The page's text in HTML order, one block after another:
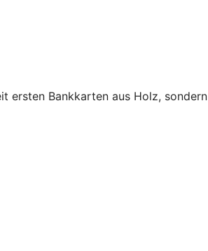
ersten Bankkarten aus Holz,